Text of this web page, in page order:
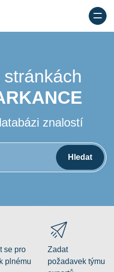
znalostí
se pro
plnému
Zadat
požadavek týmu